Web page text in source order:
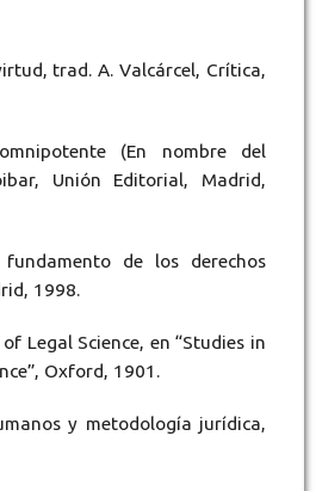
trad. A. Valcárcel, Crítica,
(En nombre del
Unión Editorial, Madrid,
de los derechos
1998.
Legal Science, en “Studies in
Oxford, 1901.
y metodología jurídica,